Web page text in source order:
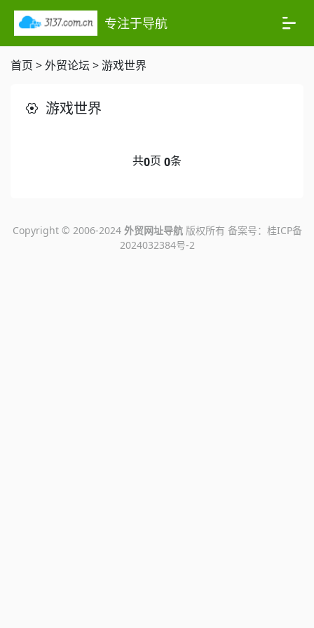
专注于导航
首页 >外贸论坛>游戏世界
游戏世界
共0页 0条
Copyright © 2006-2024 外贸网址导航版权所有 备案号： 桂ICP备
2024032384号-2